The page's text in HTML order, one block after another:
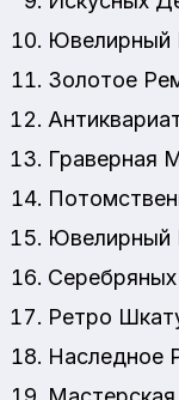
Ювелирный
Золотое
Граверная
Ювелирный
Ретро
Наследное